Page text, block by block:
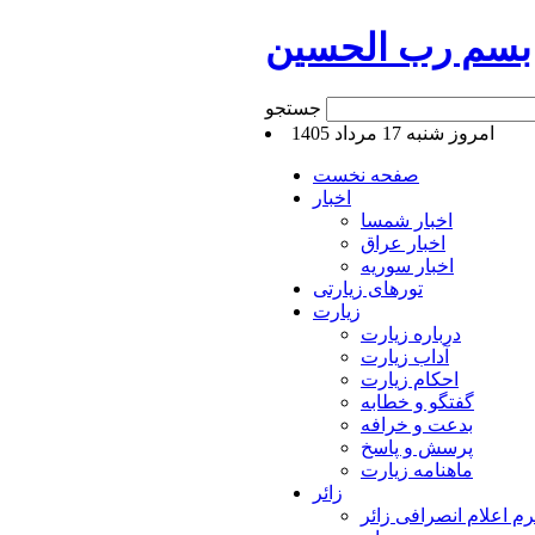
بسم رب الحسین
امروز شنبه 17 مرداد 1405
صفحه نخست
اخبار
اخبار شمسا
اخبار عراق
اخبار سوریه
تورهای زیارتی
زیارت
درباره زیارت
آداب زیارت
احکام زیارت
گفتگو و خطابه
بدعت و خرافه
پرسش و پاسخ
ماهنامه زیارت
زائر
اعلام انصرافی زائر